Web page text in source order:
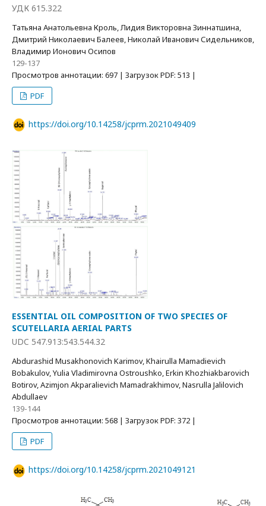
УДК 615.322
Татьяна Анатольевна Кроль, Лидия Викторовна Зиннатшина,
Дмитрий Николаевич Балеев, Николай Иванович Сидельников,
Владимир Ионович Осипов
129-137
Просмотров аннотации: 697 | Загрузок PDF: 513 |
PDF
https://doi.org/10.14258/jcprm.2021049409
ESSENTIAL OIL COMPOSITION OF TWO SPECIES OF
SCUTELLARIA AERIAL PARTS
UDC 547.913:543.544.32
Abdurashid Musakhonovich Karimov, Khairulla Mamadievich
Bobakulov, Yulia Vladimirovna Ostroushko, Erkin Khozhiakbarovich
Botirov, Azimjon Akparalievich Mamadrakhimov, Nasrulla Jalilovich
Abdullaev
139-144
Просмотров аннотации: 568 | Загрузок PDF: 372 |
PDF
https://doi.org/10.14258/jcprm.2021049121